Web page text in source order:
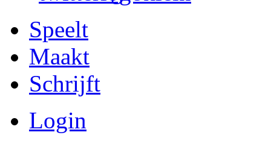
Speelt
Maakt
Schrijft
Login